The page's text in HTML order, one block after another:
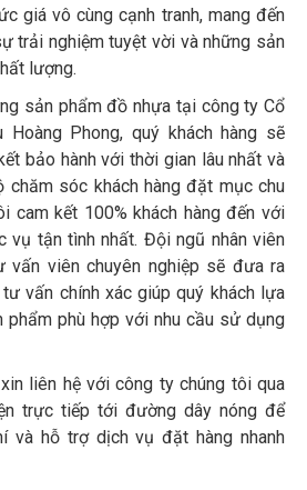
giá vô cùng cạnh tranh, mang đến
trải nghiệm tuyệt vời và những sản
lượng.
sản phẩm đồ nhựa tại công ty Cổ
Hoàng Phong, quý khách hàng sẽ
bảo hành với thời gian lâu nhất và
sóc khách hàng đặt mục chu
cam kết 100% khách hàng đến với
vụ tận tình nhất. Đội ngũ nhân viên
vấn viên chuyên nghiệp sẽ đưa ra
vấn chính xác giúp quý khách lựa
phù hợp với nhu cầu sử dụng
liên hệ với công ty chúng tôi qua
trực tiếp tới đường dây nóng để
và hỗ trợ dịch vụ đặt hàng nhanh